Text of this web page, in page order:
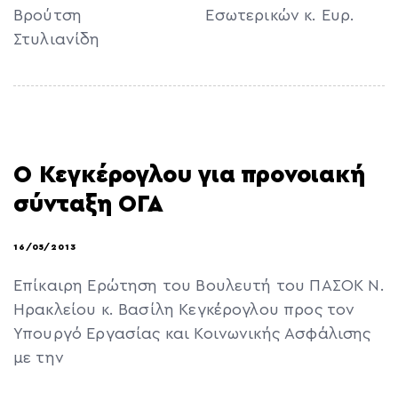
Βρούτση Εσωτερικών κ. Ευρ.
Στυλιανίδη
Ο Κεγκέρογλου για προνοιακή
σύνταξη ΟΓΑ
16/05/2013
Επίκαιρη Ερώτηση του Βουλευτή του ΠΑΣΟΚ Ν.
Ηρακλείου κ. Βασίλη Κεγκέρογλου προς τον
Υπουργό Εργασίας και Κοινωνικής Ασφάλισης
με την